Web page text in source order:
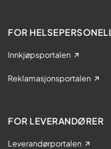
FOR HELSEPERSONELL
Innkjøpsportalen
Reklamasjonsportalen
FOR LEVERANDØRER
Leverandørportalen